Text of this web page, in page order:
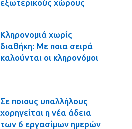
εξωτερικούς χώρους
Κληρονομιά χωρίς
διαθήκη: Με ποια σειρά
καλούνται οι κληρονόμοι
Σε ποιους υπαλλήλους
χορηγείται η νέα άδεια
των 6 εργασίμων ημερών